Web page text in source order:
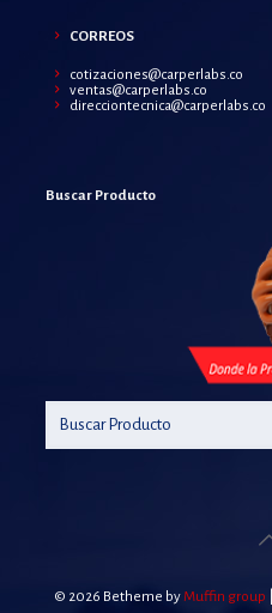
CORREOS
cotizaciones@carperlabs.co
ventas@carperlabs.co
direcciontecnica@carperlabs.co
Buscar Producto
© 2026 Betheme by Muffin group